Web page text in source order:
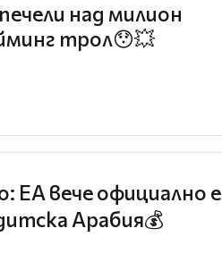
над милион
трол😯💥
EA вече официално е
Арабия💰